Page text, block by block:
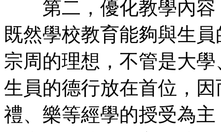
第二，優化教學內容
既然學校教育能夠與生
宗周的理想，不管是大
生員的德行放在首位，
禮、樂等經學的授受為